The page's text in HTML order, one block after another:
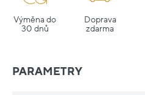
Výměna do
30 dnů
Doprava
zdarma
PARAMETRY